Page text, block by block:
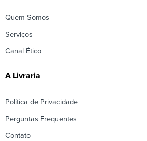
Quem Somos
Serviços
Canal Ético
A Livraria
Política de Privacidade
Perguntas Frequentes
Contato